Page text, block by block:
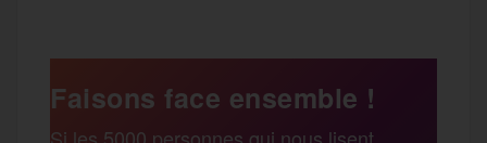
s
r
Faisons face ensemble !
Si les 5000 personnes qui nous lisent